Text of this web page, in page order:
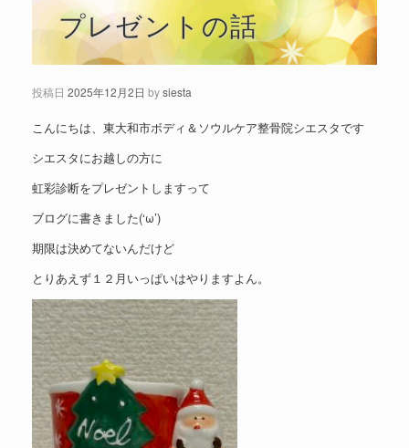
プレゼントの話
投稿日 2025年12月2日 bysiesta
こんにちは、東大和市ボディ＆ソウルケア整骨院シエスタです
シエスタにお越しの方に
虹彩診断をプレゼントしますって
ブログに書きました(‘ω’)
期限は決めてないんだけど
とりあえず１２月いっぱいはやりますよん。